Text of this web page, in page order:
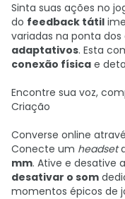
Sinta suas ações no
do feedback tátil
variadas na ponta
adaptativos. Esta
conexão física e
Encontre sua voz,
Criação
Converse online
Conecte um headset
mm. Ative e desative
desativar o som
momentos épicos de